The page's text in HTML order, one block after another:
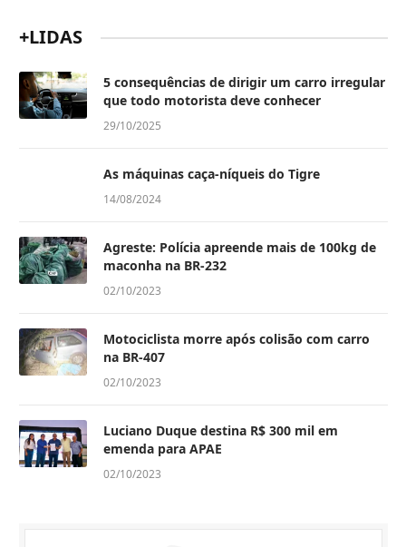
+LIDAS
5 consequências de dirigir um carro irregular
que todo motorista deve conhecer
29/10/2025
As máquinas caça-níqueis do Tigre
14/08/2024
Agreste: Polícia apreende mais de 100kg de
maconha na BR-232
02/10/2023
Motociclista morre após colisão com carro
na BR-407
02/10/2023
Luciano Duque destina R$ 300 mil em
emenda para APAE
02/10/2023